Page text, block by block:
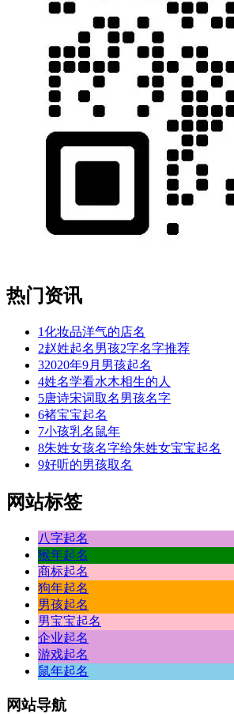
热门资讯
1化妆品洋气的店名
2赵姓起名男孩2字名字推荐
32020年9月男孩起名
4姓名学看水木相生的人
5唐诗宋词取名男孩名字
6褚宝宝起名
7小孩乳名鼠年
8朱姓女孩名字给朱姓女宝宝起名
9好听的男孩取名
网站标签
八字起名
猴年起名
商标起名
狗年起名
男孩起名
男宝宝起名
企业起名
游戏起名
鼠年起名
网站导航